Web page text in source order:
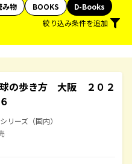
み物 BOOKS
D-Books
絞り込み条件を追加
の歩き方 大阪 ２０２
リーズ（国内）